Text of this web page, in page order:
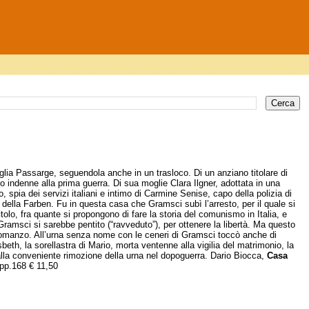
Passarge, seguendola anche in un trasloco. Di un anziano titolare di
alla prima guerra. Di sua moglie Clara Ilgner, adottata in una
spia dei servizi italiani e intimo di Carmine Senise, capo della polizia di
Farben. Fu in questa casa che Gramsci subì l’arresto, per il quale si
fra quante si propongono di fare la storia del comunismo in Italia, e
si sarebbe pentito (“ravveduto”), per ottenere la libertà. Ma questo
All’urna senza nome con le ceneri di Gramsci toccò anche di
la sorellastra di Mario, morta ventenne alla vigilia del matrimonio, la
conveniente rimozione della urna nel dopoguerra. Dario Biocca,Casa
€ 11,50